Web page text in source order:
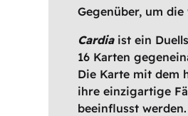
Gegenüber, um
Cardiaist ein
16 Karten
Die Karte mit dem
ihre einzigartige
beeinflusst